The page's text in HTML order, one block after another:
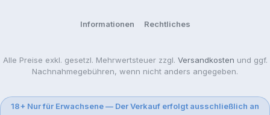
Informationen Rechtliches
Alle Preise exkl. gesetzl. Mehrwertsteuer zzgl. Versandkosten und ggf.
Nachnahmegebühren, wenn nicht anders angegeben.
18+ Nur für Erwachsene — Der Verkauf erfolgt ausschließlich an